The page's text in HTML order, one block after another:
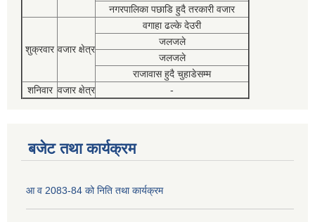
नगरपालिका पछाडि हुदै तरकारी वजार
शुक्रवार वजार क्षेत्र
वगाहा ढल्के देउरी
जलजले
जलजले
राजावास हुदै चुहाडेसम्म
शनिवार वजार क्षेत्र -
बजेट तथा कार्यक्रम
आ व 2083-84 को निति तथा कार्यक्रम